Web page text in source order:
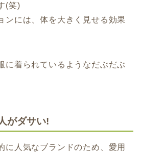
(笑)
ンには、体を大きく見せる効果
に着られているようなだぶだぶ
がダサい!
に人気なブランドのため、愛用